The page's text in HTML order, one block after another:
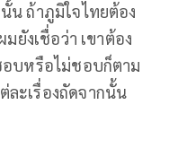
น ถ้าภูมิใจไทยต้อง
ยังเชื่อว่า เขาต้อง
อบหรือไม่ชอบก็ตาม
ละเรื่องถัดจากนั้น